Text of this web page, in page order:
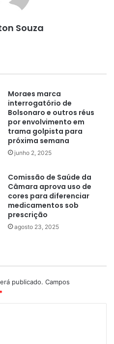
Souza
Moraes marca
interrogatório de
Bolsonaro e outros réus
por envolvimento em
trama golpista para
próxima semana
junho 2, 2025
Comissão de Saúde da
Câmara aprova uso de
cores para diferenciar
medicamentos sob
prescrição
agosto 23, 2025
publicado. Campos
*